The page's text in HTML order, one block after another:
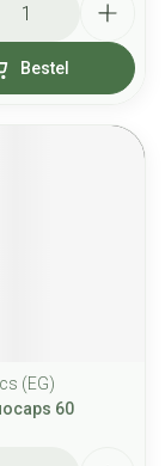
Bestel
(EG)
60